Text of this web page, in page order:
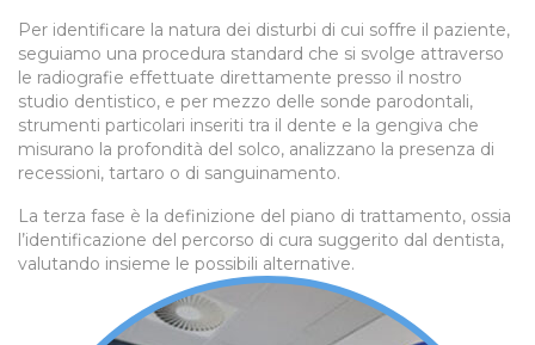
Per identificare la natura dei disturbi di cui soffre il paziente,
seguiamo una procedura standard che si svolge attraverso
le radiografie effettuate direttamente presso il nostro
studio dentistico, e per mezzo delle sonde parodontali,
strumenti particolari inseriti tra il dente e la gengiva che
misurano la profondità del solco, analizzano la presenza di
recessioni, tartaro o di sanguinamento.
La terza fase è la definizione del piano di trattamento, ossia
l’identificazione del percorso di cura suggerito dal dentista,
valutando insieme le possibili alternative.